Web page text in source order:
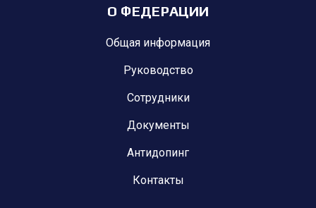
О ФЕДЕРАЦИИ
Общая информация
Руководство
Сотрудники
Документы
Антидопинг
Контакты